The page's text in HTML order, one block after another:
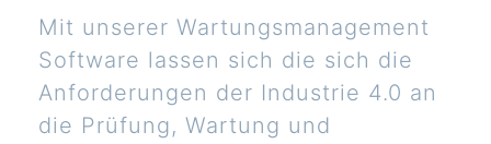
Mit unserer Wartungsmanagement
Software lassen sich die sich die
Anforderungen der Industrie 4.0 an
die Prüfung, Wartung und